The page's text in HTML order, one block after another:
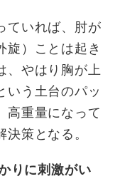
ていれば、肘が
旋）ことは起き
、やはり胸が上
いう土台のパッ
高重量になって
策となる。
りに刺激がい